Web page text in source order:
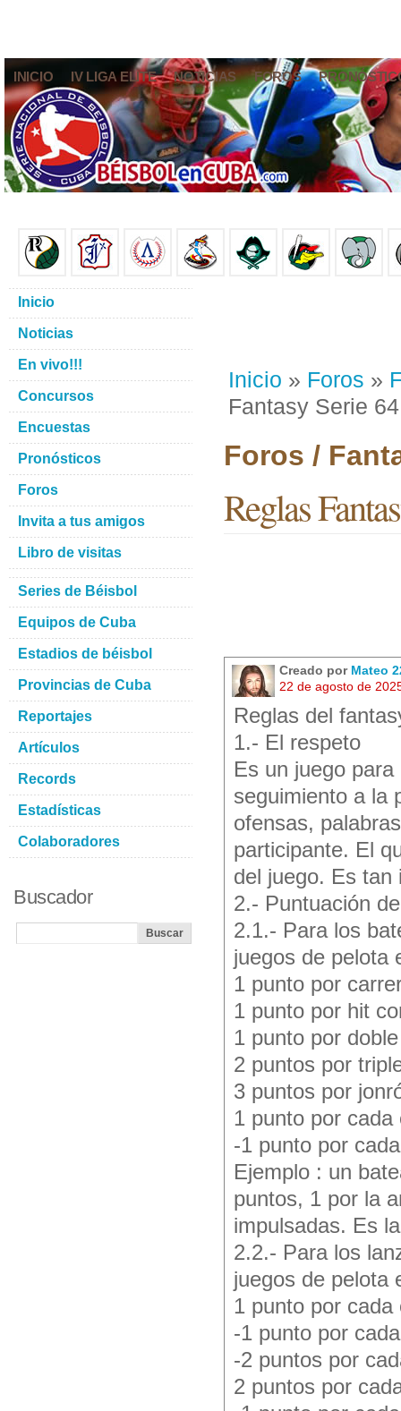
INICIO IV LIGA ELITE NOTICIAS FOROS
Inicio » Foros »
Fantasy Serie 64
Foros /
Reglas
Creado por Mateo
22 de agosto de
Reglas del
1.- El respeto
Es un juego
seguimiento a la
ofensas,
participante. El
del juego. Es tan
2.- Puntuación
2.1.- Para los
juegos de pelota
1 punto por
1 punto por hit
1 punto por
2 puntos por
3 puntos por
1 punto por
-1 punto por
Ejemplo : un
puntos, 1 por la
impulsadas. Es
2.2.- Para los
juegos de pelota
1 punto por
-1 punto por
-2 puntos por
2 puntos por
Inicio
Noticias
En vivo!!!
Concursos
Encuestas
Pronósticos
Foros
Invita a tus amigos
Libro de visitas
Series de Béisbol
Equipos de Cuba
Estadios de béisbol
Provincias de Cuba
Reportajes
Artículos
Records
Estadísticas
Colaboradores
Buscador